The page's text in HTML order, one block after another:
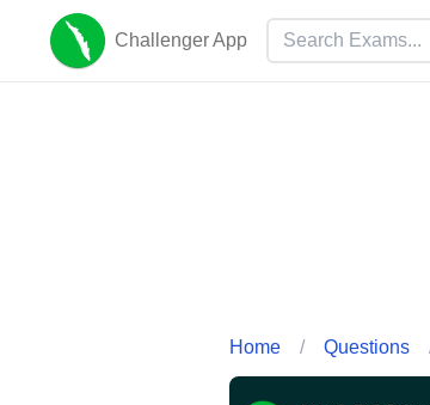
Challenger App
Home / Questions